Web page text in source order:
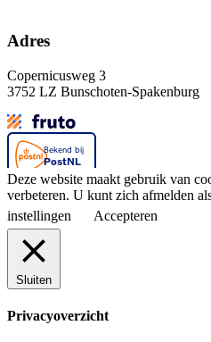
Adres
Copernicusweg 3
3752 LZ Bunschoten-Spakenburg
Deze website maakt gebruik van
verbeteren. U kunt zich afmelden
instellingen
Accepteren
Sluiten
Privacyoverzicht